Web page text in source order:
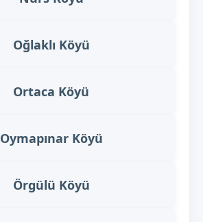
Oğlaklı Köyü
Ortaca Köyü
Oymapınar Köyü
Örgülü Köyü